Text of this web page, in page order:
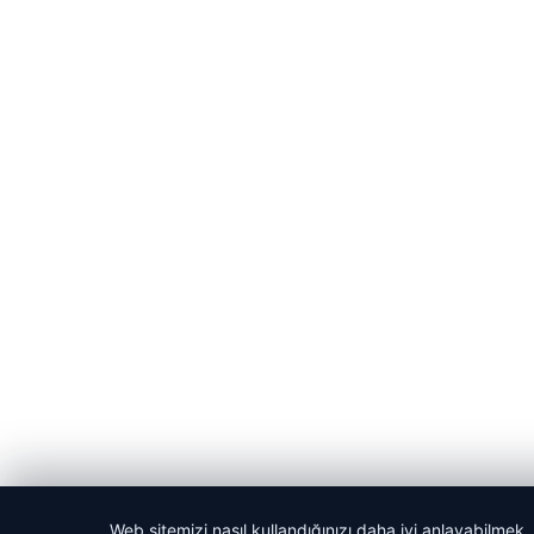
Web sitemizi nasıl kullandığınızı daha iyi